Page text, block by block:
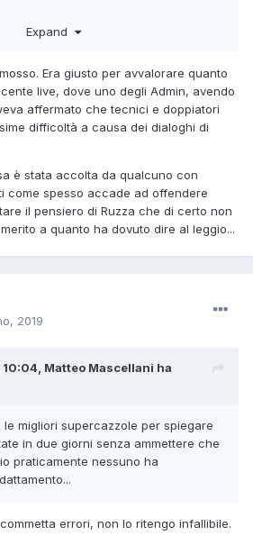
i dialoghi erano strani, ti
o positiva, in questa lavorazione?". Ma
di sue conversazioni "pivata" a mio
mi scoccerei parecchio
Expand
Era giusto per avvalorare quanto
live, dove uno degli Admin, avendo
affermato che tecnici e doppiatori
difficoltà a causa dei dialoghi di
è stata accolta da qualcuno con
come spesso accade ad offendere
il pensiero di Ruzza che di certo non
a quanto ha dovuto dire al leggio...
2019
Matteo Mascellani ha
le migliori supercazzole per spiegare
in due giorni senza ammettere che
praticamente nessuno ha
errori, non lo ritengo infallibile.